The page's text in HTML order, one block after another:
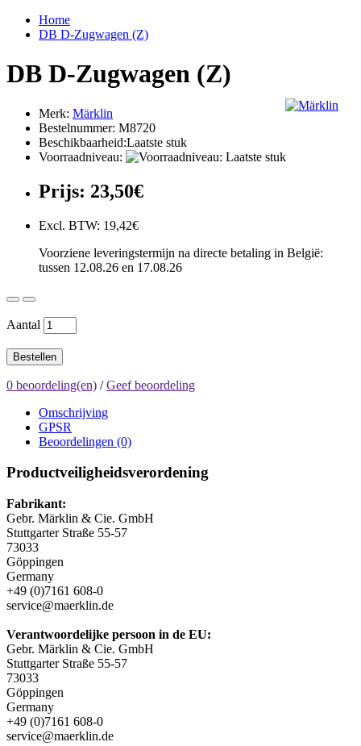
Home
DB D-Zugwagen (Z)
DB D-Zugwagen (Z)
Merk: Märklin
Bestelnummer: M8720
Beschikbaarheid:Laatste stuk
Voorraadniveau:
Prijs: 23,50€
Excl. BTW: 19,42€
Voorziene leveringstermijn na directe betaling in België:
tussen 12.08.26 en 17.08.26
Aantal
Bestellen
0 beoordeling(en) /Geef beoordeling
Omschrijving
GPSR
Beoordelingen (0)
Productveiligheidsverordening
Fabrikant:
Gebr. Märklin & Cie. GmbH
Stuttgarter Straße 55-57
73033
Göppingen
Germany
+49 (0)7161 608-0
service@maerklin.de
Verantwoordelijke persoon in de EU:
Gebr. Märklin & Cie. GmbH
Stuttgarter Straße 55-57
73033
Göppingen
Germany
+49 (0)7161 608-0
service@maerklin.de